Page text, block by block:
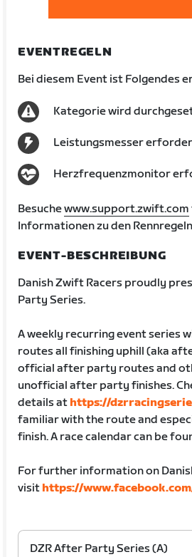
EVENTREGELN
Bei diesem Event ist Folgendes
Kategorie wird
Leistungsmesser
Herzfrequenzmonitor
Besuchewww.support.zwift.com
Informationen zu den
EVENT-BESCHREIBUNG
Danish Zwift Racers proudly
Party Series.
A weekly recurring event series
routes all finishing uphill (aka
official after party routes and
unofficial after party finishes.
details at https://
familiar with the route and
finish. A race calendar can be
For further information on
visit https://
DZR After Party Series (A)